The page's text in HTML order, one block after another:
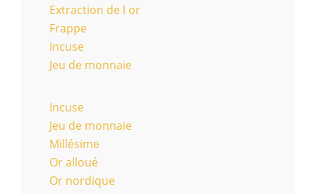
Extraction de l or
Frappe
Incuse
Jeu de monnaie
Incuse
Jeu de monnaie
Millésime
Or alloué
Or nordique